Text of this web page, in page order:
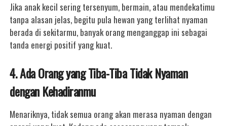
Jika anak kecil sering tersenyum, bermain, atau mendekatimu
tanpa alasan jelas, begitu pula hewan yang terlihat nyaman
berada di sekitarmu, banyak orang menganggap ini sebagai
tanda energi positif yang kuat.
4. Ada Orang yang Tiba-Tiba Tidak Nyaman
dengan Kehadiranmu
Menariknya, tidak semua orang akan merasa nyaman dengan